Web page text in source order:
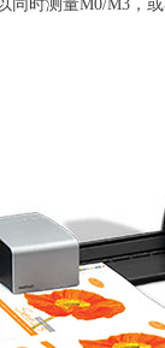
同时测量M0/M3，